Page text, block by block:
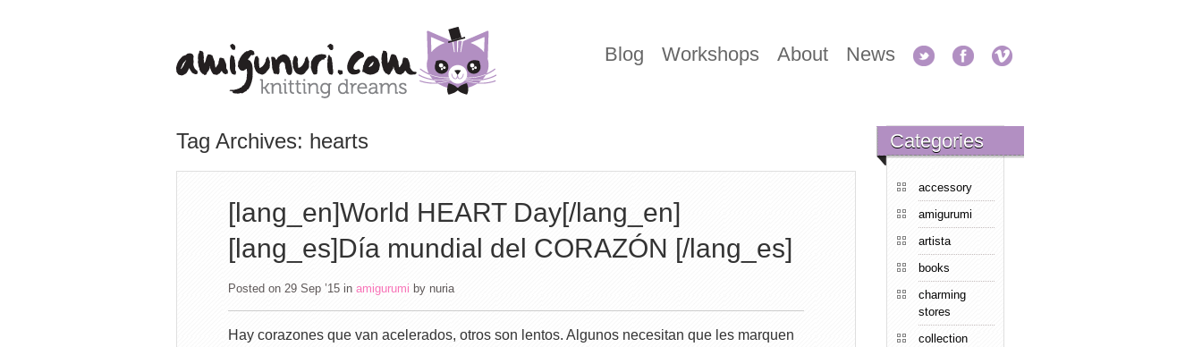
Blog Workshops About News
Tag Archives: hearts
[lang_en]World HEART Day[/lang_en]
[lang_es]Día mundial del CORAZÓN [/lang_es]
Posted on 29 Sep ’15 in amigurumi by nuria
Hay corazones que van acelerados, otros son lentos. Algunos necesitan que les marquen
Categories
accessory
amigurumi
artista
books
charming
stores
collection